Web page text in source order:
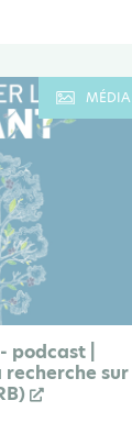
MÉDIA
podcast |
sur